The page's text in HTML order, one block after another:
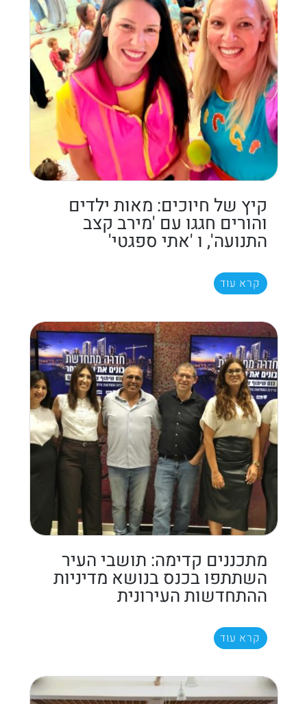
קיץ של חיוכים: מאות ילדים
והורים חגגו עם 'מירב קצב
התנועה', ו 'אתי ספגטי'
קרא עוד
מתכננים קדימה: תושבי העיר
השתתפו בכנס בנושא מדיניות
ההתחדשות העירונית
קרא עוד